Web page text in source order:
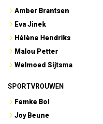
Amber Brantsen
Eva Jinek
Hélène Hendriks
Malou Petter
Welmoed Sijtsma
SPORTVROUWEN
Femke Bol
Joy Beune